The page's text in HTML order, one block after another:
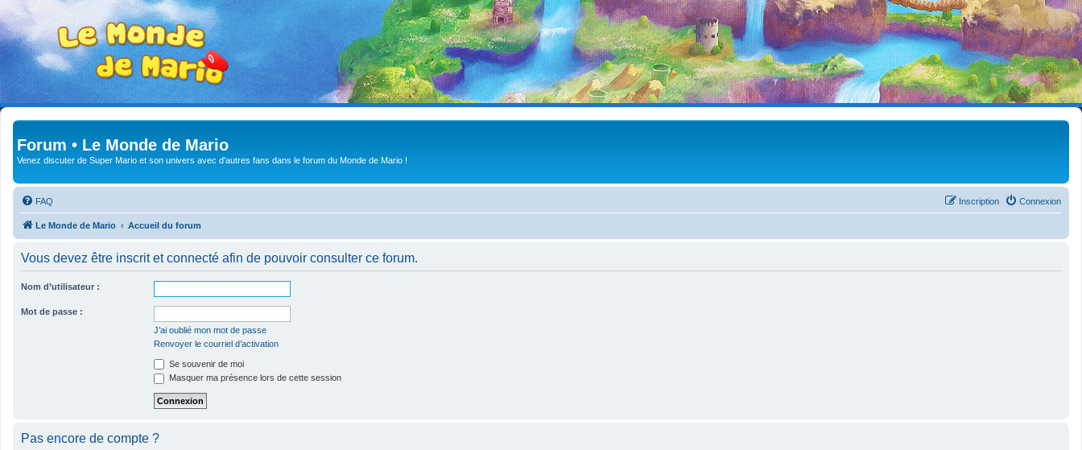
Forum • Le Monde de Mario
Venez discuter de Super Mario et son univers avec d'autres fans dans le forum du Monde de Mario !
FAQ Connexion
Inscription
Le Monde de Mario Accueil du forum
Vous devez être inscrit et connecté afin de pouvoir consulter ce forum.
Nom d’utilisateur :
Mot de passe :
J’ai oublié mon mot de passe
Renvoyer le courriel d’activation
Se souvenir de moi
Masquer ma présence lors de cette session
Pas encore de compte ?